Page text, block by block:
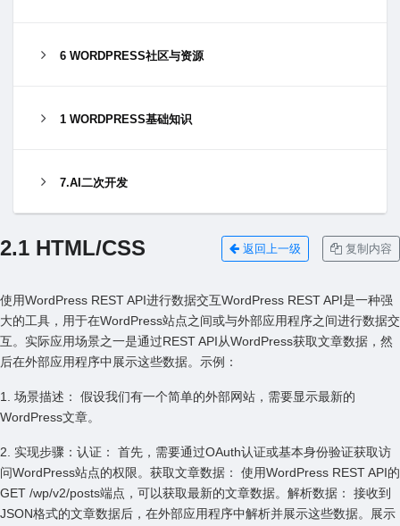
6 WORDPRESS社区与资源
1 WORDPRESS基础知识
7.AI二次开发
2.1 HTML/CSS 返回上一级 复制内容
使⽤WordPress REST API进⾏数据交互WordPress REST API是⼀种强
⼤的⼯具，⽤于在WordPress站点之间或与外部应⽤程序之间进⾏数据交
互。实际应⽤场景之⼀是通过REST API从WordPress获取⽂章数据，然
后在外部应⽤程序中展⽰这些数据。⽰例：
1. 场景描述： 假设我们有⼀个简单的外部⽹站，需要显⽰最新的
WordPress⽂章。
2. 实现步骤：认证： ⾸先，需要通过OAuth认证或基本⾝份验证获取访
问WordPress站点的权限。获取⽂章数据： 使⽤WordPress REST API的
GET /wp/v2/posts端点，可以获取最新的⽂章数据。解析数据： 接收到
JSON格式的⽂章数据后，在外部应⽤程序中解析并展⽰这些数据。展⽰